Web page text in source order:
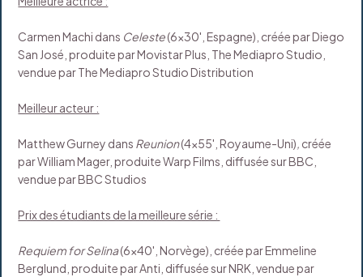
Carmen Machi dans Celeste(6x30', Espagne), créée par Diego
San José, produite par Movistar Plus, The Mediapro Studio,
vendue par The Mediapro Studio Distribution
Meilleur acteur :
Matthew Gurney dans Reunion(4x55', Royaume-Uni), créée
par William Mager, produite Warp Films, diffusée sur BBC,
vendue par BBC Studios
Prix des étudiants de la meilleure série :
Requiem for Selina(6x40', Norvège), créée par Emmeline
Berglund, produite par Anti, diffusée sur NRK, vendue par